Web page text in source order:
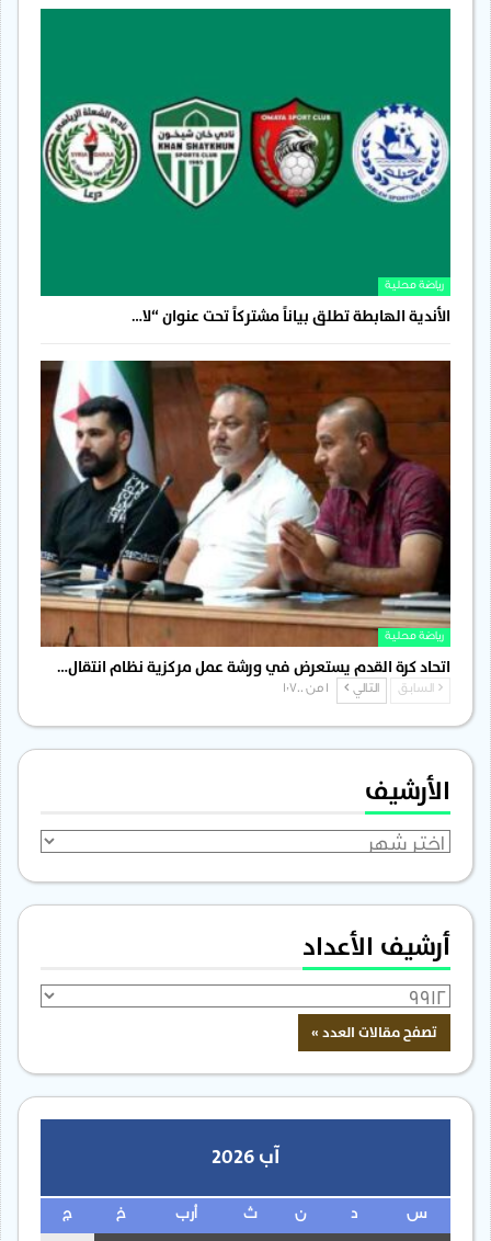
رياضة محلية
الأندية الهابطة تطلق بياناً مشتركاً تحت عنوان “لا…
رياضة محلية
اتحاد كرة القدم يستعرض في ورشة عمل مركزية نظام انتقال…
السابق التالي
الأرشيف
الأرشيف
أرشيف الأعداد
آب 2026
س ن ث أرب خ ج